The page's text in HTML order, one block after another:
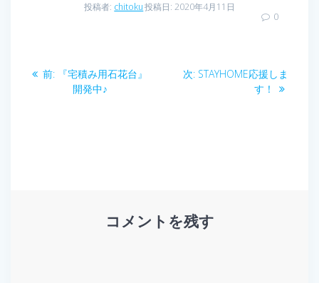
投稿者: chitoku投稿日: 2020年4月11日
0
投 前:
前
『宅積み用石花台』
開発中♪
次: 次
STAYHOME応援しま
す！
コメントを残す